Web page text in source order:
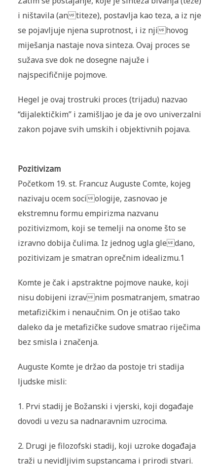
i ništavila (antiteze), postavlja kao teza, a iz nje
se pojavljuje njena suprotnost, i iz njihovog
miješanja nastaje nova sinteza. Ovaj proces se
sužava sve dok ne dosegne najuže i
najspecifičnije pojmove.
Hegel je ovaj trostruki proces (trijadu) nazvao
“dijalektičkim” i zamišljao je da je ovo univerzalni
zakon pojave svih umskih i objektivnih pojava.
Pozitivizam
Početkom 19. st. Francuz Auguste Comte, kojeg
nazivaju ocem sociologije, zasnovao je
ekstremnu formu empirizma nazvanu
pozitivizmom, koji se temelji na onome što se
izravno dobija čulima. Iz jednog ugla gledano,
pozitivizam je smatran oprečnim idealizmu.1
Komte je čak i apstraktne pojmove nauke, koji
nisu dobijeni izravnim posmatranjem, smatrao
metafizičkim i nenaučnim. On je otišao tako
daleko da je metafizičke sudove smatrao riječima
bez smisla i značenja.
Auguste Komte je držao da postoje tri stadija
ljudske misli:
1. Prvi stadij je Božanski i vjerski, koji događaje
dovodi u vezu sa nadnaravnim uzrocima.
2. Drugi je filozofski stadij, koji uzroke događaja
traži u nevidljivim supstancama i prirodi stvari.